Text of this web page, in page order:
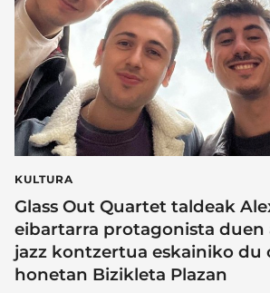
KULTURA
Glass Out Quartet taldeak
eibartarra protagonista duen
jazz kontzertua eskainiko du
honetan Bizikleta Plazan